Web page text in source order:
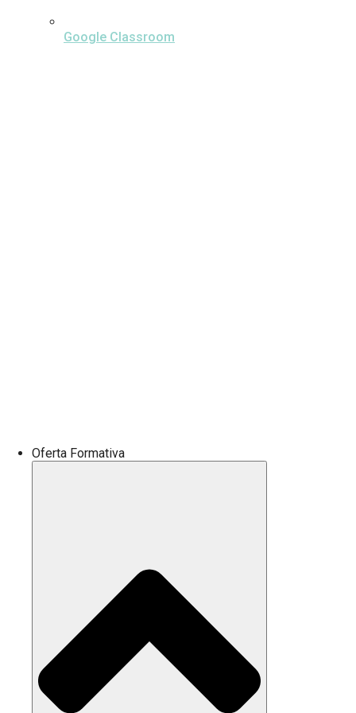
Google Classroom
Oferta Formativa